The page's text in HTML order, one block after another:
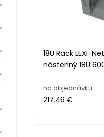
18U Rack LEXI-
nástenný 18U
na objednávku
217.46 €